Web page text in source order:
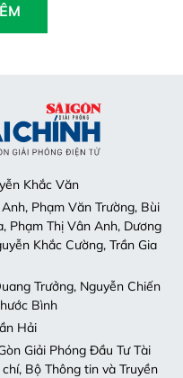
Khắc Văn
Phạm Văn Trường, Bùi
Phạm Thị Vân Anh, Dương
Khắc Cường, Trần Gia
Trưởng, Nguyễn Chiến
Bình
Hải
Giải Phóng Đầu Tư Tài
Bộ Thông tin và Truyền